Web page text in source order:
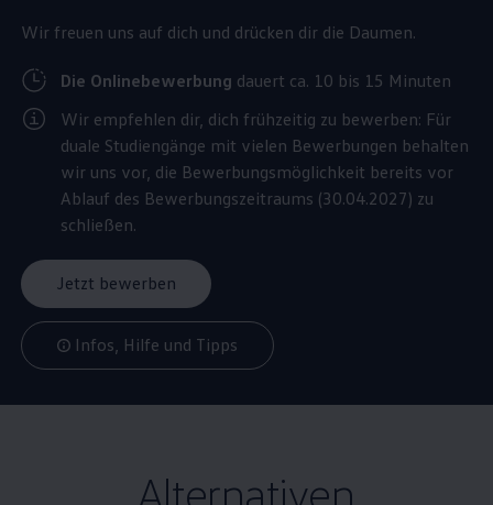
Wir freuen uns auf dich und drücken dir die Daumen.
Die Onlinebewerbung dauert ca. 10 bis 15 Minuten
Wir empfehlen dir, dich frühzeitig zu bewerben: Für
duale Studiengänge mit vielen Bewerbungen behalten
wir uns vor, die Bewerbungsmöglichkeit bereits vor
Ablauf des Bewerbungszeitraums (30.04.2027) zu
schließen.
Jetzt bewerben
Infos, Hilfe und Tipps
Alternativen